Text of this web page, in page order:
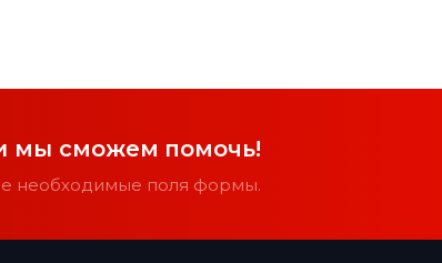
мы сможем помочь!
необходимые поля формы.